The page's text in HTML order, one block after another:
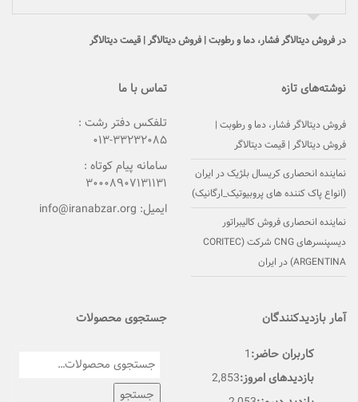
درفروش دیتالاگر فشار، دما و رطوبت | فروش دیتالاگر | قیمت دیتالاگر
نوشته‌های تازه
فروش دیتالاگر فشار، دما و رطوبت |
فروش دیتالاگر | قیمت دیتالاگر
نماینده انحصاری کریسال بلژیک در ایران
(انواع پاک کننده های پروبیوتیک_ارگانیک)
نماینده انحصاری فروش کالیبراتور
دیسپنسرهای CNG شرکت (CORITEC
(ARGENTINA در ایران
تماس با ما
تلفکس دفتر رشت :
۳۳۲۳۲۰۸۵-۰۱۳
سامانه پیام کوتاه :
۳۰۰۰۸۹۰۷۱۳۱۱۳۱
ایمیل: info@iranabzar.org
آمار بازدیدکنندگان
کاربران حاضر:1
بازدیدهای امروز:2,853
جستجوی محصولات
جستجو